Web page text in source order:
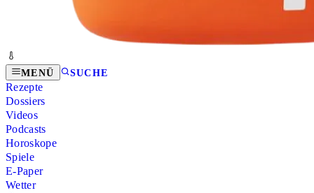
MENÜ SUCHE
Rezepte
Dossiers
Videos
Podcasts
Horoskope
Spiele
E-Paper
Wetter